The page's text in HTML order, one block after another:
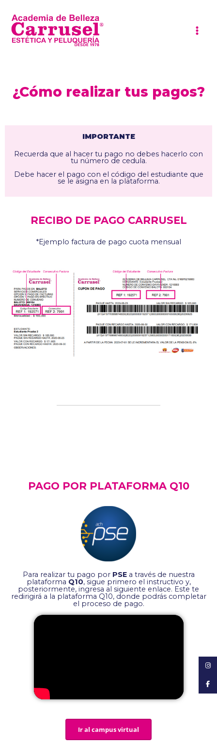
contenido
¿Cómo realizar tus pagos?
IMPORTANTE
Recuerda que al hacer tu pago no debes hacerlo con
tu número de cedula.
Debe hacer el pago con el código del estudiante que
se le asigna en la plataforma.
RECIBO DE PAGO CARRUSEL
*Ejemplo factura de pago cuota mensual
PAGO POR PLATAFORMA Q10
Para realizar tu pago por PSE a través de nuestra
plataforma Q10, sigue primero el instructivo y,
posteriormente, ingresa al siguiente enlace. Este te
redirigirá a la plataforma Q10, donde podrás completar
el proceso de pago.
Ir al campus virtual